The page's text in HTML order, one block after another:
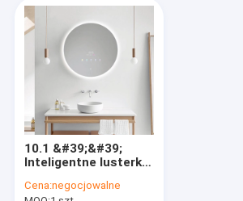
10.1 &#39;&#39;
Inteligentne lusterko
dotykowym, okrągłe
Cena:negocjowalne